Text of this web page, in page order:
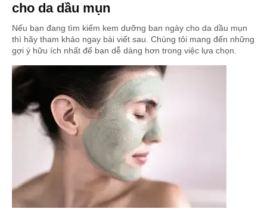
cho da dầu mụn
Nếu bạn đang tìm kiếm kem dưỡng ban ngày cho da dầu mụn
thì hãy tham khảo ngay bài viết sau. Chúng tôi mang đến những
gợi ý hữu ích nhất để bạn dễ dàng hơn trong việc lựa chọn.